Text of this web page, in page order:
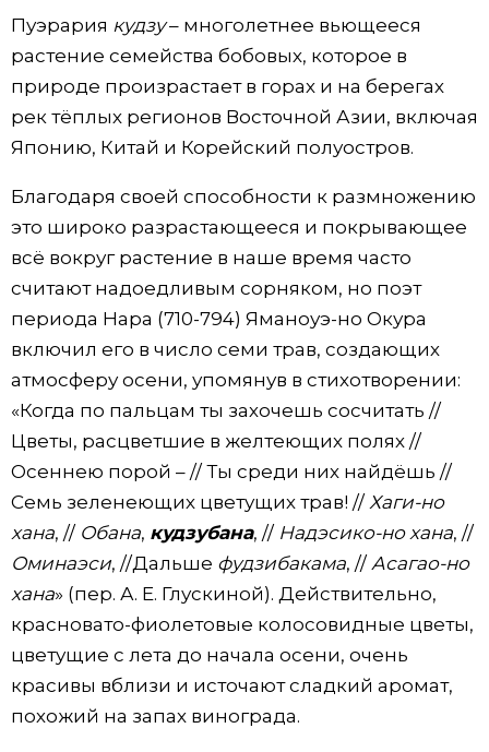
От редакции
Пуэрария кудзу– многолетнее вьющееся
растение семейства бобовых, которое в
природе произрастает в горах и на берегах
рек тёплых регионов Восточной Азии, включая
Японию, Китай и Корейский полуостров.
Благодаря своей способности к размножению
это широко разрастающееся и покрывающее
всё вокруг растение в наше время часто
считают надоедливым сорняком, но поэт
периода Нара (710-794) Яманоуэ-но Окура
включил его в число семи трав, создающих
атмосферу осени, упомянув в стихотворении:
«Когда по пальцам ты захочешь сосчитать //
Цветы, расцветшие в желтеющих полях //
Осеннею порой – // Ты среди них найдёшь //
Семь зеленеющих цветущих трав! // Хаги-но
хана, // Обана, кудзубана, // Надэсико-но хана, //
Оминаэси, //Дальше фудзибакама, // Асагао-но
хана» (пер. А. Е. Глускиной). Действительно,
красновато-фиолетовые колосовидные цветы,
цветущие с лета до начала осени, очень
красивы вблизи и источают сладкий аромат,
похожий на запах винограда.